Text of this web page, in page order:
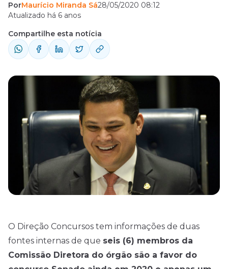
PorMaurício Miranda Sá28/05/2020 08:12
Atualizado há 6 anos
Compartilhe esta notícia
O Direção Concursos tem informações de duas
fontes internas de que seis (6) membros da
Comissão Diretora do órgão são a favor do